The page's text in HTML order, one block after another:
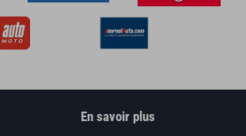
En savoir plus